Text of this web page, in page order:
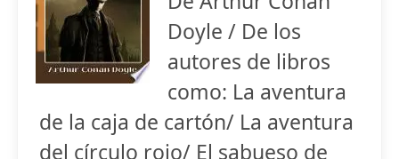
Doyle / De los
autores de libros
como: La aventura
de la caja de cartón/ La aventura
del círculo rojo/ El sabueso de